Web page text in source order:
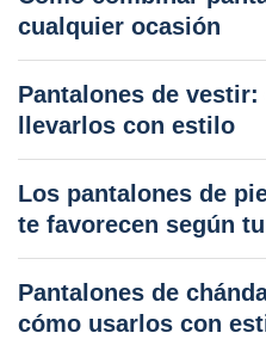
cualquier ocasión
Pantalones de
llevarlos con estilo
Los pantalones de
te favorecen según
Pantalones de
cómo usarlos con